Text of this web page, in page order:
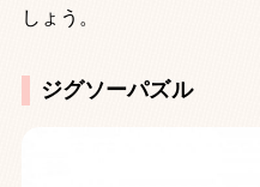
しょう。
ジグソーパズル